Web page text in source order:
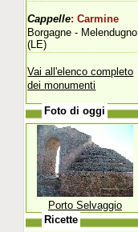
Cappelle: Carmine
Borgagne - Melendugno
(LE)
Vai all'elenco completo
dei monumenti
Foto di oggi
Porto Selvaggio
Ricette